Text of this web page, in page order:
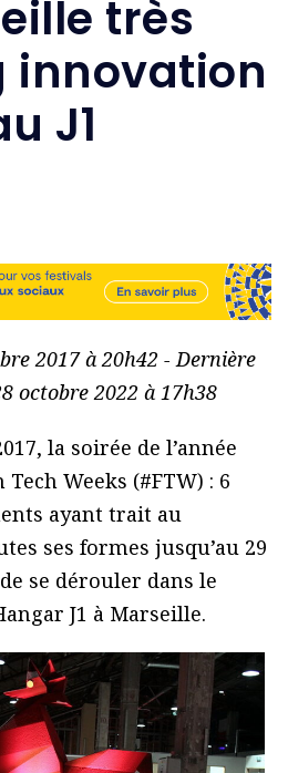
très
innovation
J1
2017 à 20h42 - Dernière
octobre 2022 à 17h38
la soirée de l’année
Weeks (#FTW) : 6
ayant trait au
ses formes jusqu’au 29
se dérouler dans le
J1 à Marseille.